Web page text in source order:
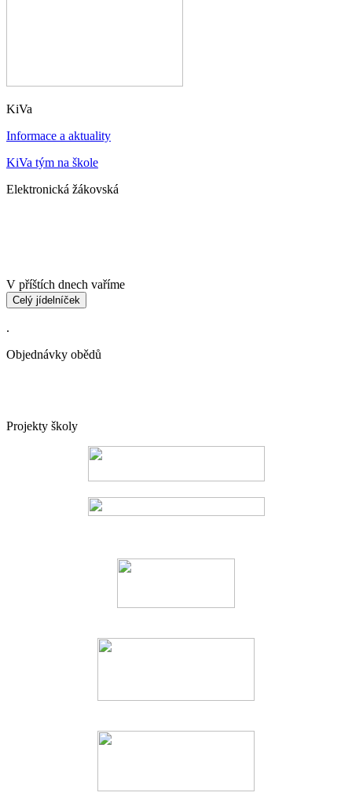
KiVa
Informace a aktuality
KiVa tým na škole
Elektronická žákovská
V příštích dnech vaříme
Celý jídelníček
.
Objednávky obědů
Projekty školy